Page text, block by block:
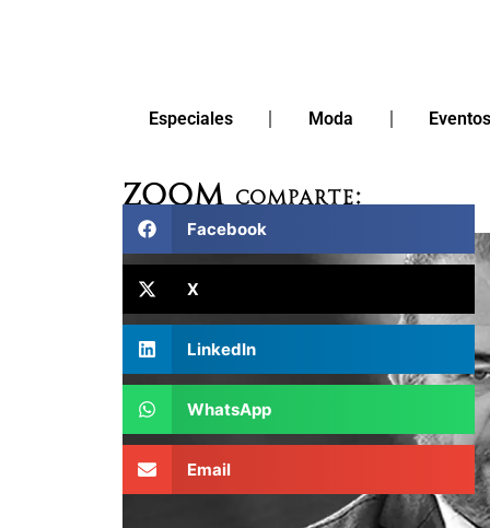
Especiales Moda
Zoom
mayo 11, 2026
Comparte:
Facebook
X
LinkedIn
WhatsApp
Email